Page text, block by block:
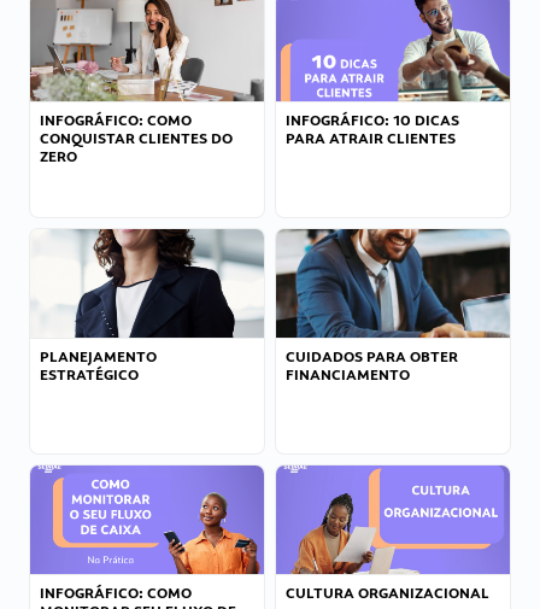
INFOGRÁFICO: COMO
CONQUISTAR CLIENTES DO
ZERO
INFOGRÁFICO: 10 DICAS
PARA ATRAIR CLIENTES
PLANEJAMENTO
ESTRATÉGICO
CUIDADOS PARA OBTER
FINANCIAMENTO
INFOGRÁFICO: COMO
CULTURA ORGANIZACIONAL